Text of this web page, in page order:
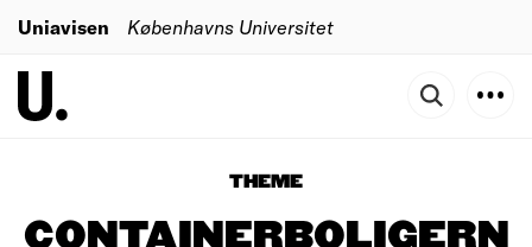
Uniavisen Københavns Universitet
THEME
CONTAINERBOLIGERN